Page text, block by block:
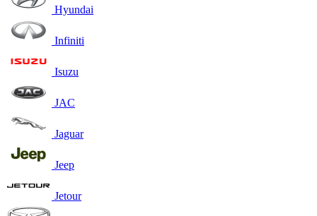
Hyundai
Infiniti
Isuzu
JAC
Jaguar
Jeep
Jetour